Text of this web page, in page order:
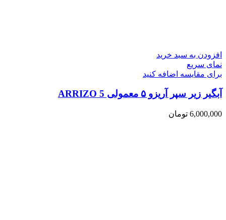
افزودن به سبد خرید
نمای سریع
برای مقایسه اضافه کنید
آبگیر زیر سپر آریزو ۵ معمولی ARRIZO 5
6,000,000 تومان